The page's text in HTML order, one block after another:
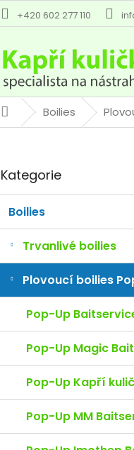
+420 602 277 110
DomůBoilies
kategorie
Kategorie
Boilies
Trvanlivé boilies
Plovoucí boilies
Pop-Up
Pop-Up Magic
Pop-Up Kapří
Pop-Up MM